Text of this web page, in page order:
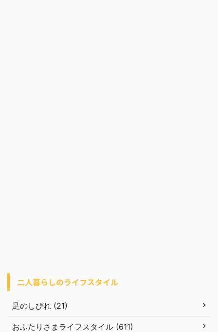
二人暮らしのライフスタイル
足のしびれ (21)
おふたりさまライフスタイル (611)